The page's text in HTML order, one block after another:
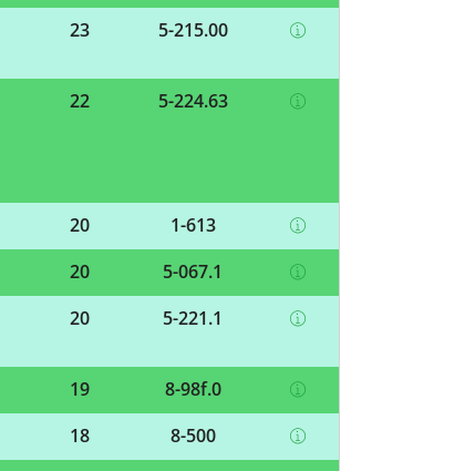
23 5-215.00
22 5-224.63
20
1-613
20
5-067.1
20 5-221.1
19
8-98f.0
18
8-500